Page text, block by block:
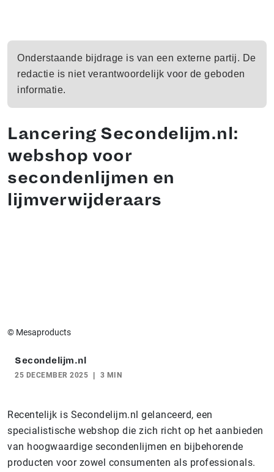
Onderstaande bijdrage is van een externe partij. De
redactie is niet verantwoordelijk voor de geboden
informatie.
Lancering Secondelijm.nl:
webshop voor
secondenlijmen en
lijmverwijderaars
© Mesaproducts
Secondelijm.nl
25 DECEMBER 2025 3 MIN
Recentelijk is Secondelijm.nl gelanceerd, een
specialistische webshop die zich richt op het aanbieden
van hoogwaardige secondenlijmen en bijbehorende
producten voor zowel consumenten als professionals.